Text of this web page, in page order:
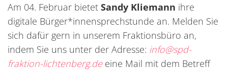
Am 04. Februar bietet Sandy Kliemann ihre
digitale Bürger*innensprechstunde an. Melden Sie
sich dafür gern in unserem Fraktionsbüro an,
indem Sie uns unter der Adresse: info@spd-
fraktion-lichtenberg.de eine Mail mit dem Betreff